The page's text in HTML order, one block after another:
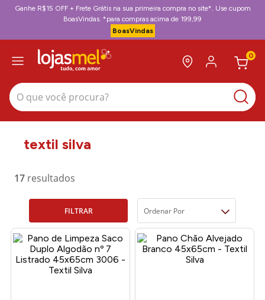
Ganhe R$15 OFF + Frete Grátis na sua primeira compra no site*. Use cupom
BoasVindas. *para compras acima de 199,99
BoasVindas
0
O que você procura?
textil silva
17
FILTRAR Ordenar Por